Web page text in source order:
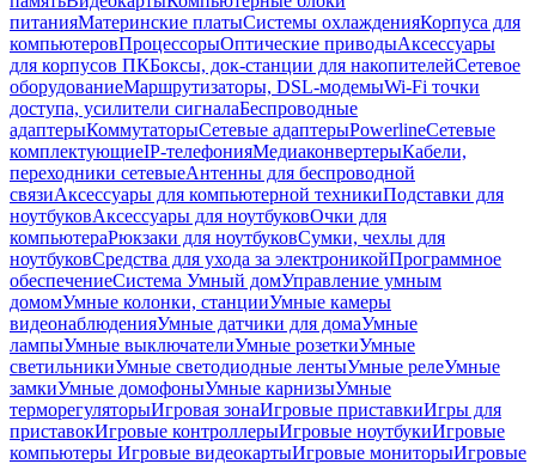
питанияМатеринские платыСистемы охлажденияКорпуса для
компьютеровПроцессорыОптические приводыАксессуары
для корпусов ПКБоксы, док-станции для накопителейСетевое
оборудованиеМаршрутизаторы, DSL-модемыWi-Fi точки
доступа, усилители сигналаБеспроводные
адаптерыКоммутаторыСетевые адаптерыPowerlineСетевые
комплектующиеIP-телефонияМедиаконвертерыКабели,
переходники сетевыеАнтенны для беспроводной
связиАксессуары для компьютерной техникиПодставки для
ноутбуковАксессуары для ноутбуковОчки для
компьютераРюкзаки для ноутбуковСумки, чехлы для
ноутбуковСредства для ухода за электроникойПрограммное
обеспечениеСистема Умный домУправление умным
домомУмные колонки, станцииУмные камеры
видеонаблюденияУмные датчики для домаУмные
лампыУмные выключателиУмные розеткиУмные
светильникиУмные светодиодные лентыУмные релеУмные
замкиУмные домофоныУмные карнизыУмные
терморегуляторыИгровая зонаИгровые приставкиИгры для
приставокИгровые контроллерыИгровые ноутбукиИгровые
компьютеры Игровые видеокартыИгровые мониторыИгровые